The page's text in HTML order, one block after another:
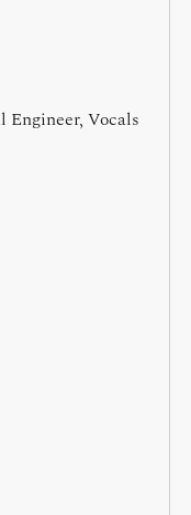
Engineer, Vocals